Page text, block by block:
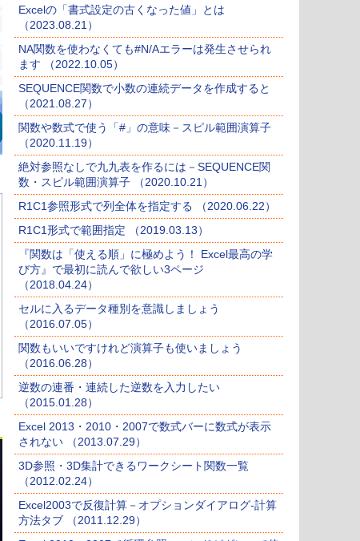
Excelの「書式設定の古くなった値」とは
（2023.08.21）
NA関数を使わなくても#N/Aエラーは発生させられ
ます （2022.10.05）
SEQUENCE関数で小数の連続データを作成すると
（2021.08.27）
関数や数式で使う「#」の意味－スピル範囲演算子
（2020.11.19）
絶対参照なしで九九表を作るには－SEQUENCE関
数・スピル範囲演算子 （2020.10.21）
R1C1参照形式で列全体を指定する （2020.06.22）
R1C1形式で範囲指定 （2019.03.13）
『関数は「使える順」に極めよう！ Excel最高の学
び方』で最初に読んで欲しい3ページ
（2018.04.24）
セルに入るデータ種別を意識しましょう
（2016.07.05）
関数もいいですけれど演算子も使いましょう
（2016.06.28）
逆数の連番・連続した逆数を入力したい
（2015.01.28）
Excel 2013・2010・2007で数式バーに数式が表示
されない （2013.07.29）
3D参照・3D集計できるワークシート関数一覧
（2012.02.24）
Excel2003で反復計算－オプションダイアログ-計算
方法タブ （2011.12.29）